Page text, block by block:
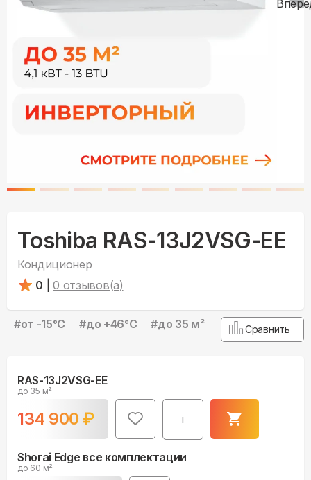
Toshiba RAS-13J2VSG-EE
Кондиционер
0
0 отзывов(а)
#от -15°С #до +46°С #до 35 м² Сравнить
RAS-13J2VSG-EE
до 35 м²
134 900 ₽ i
Shorai Edge все комплектации
до 60 м²